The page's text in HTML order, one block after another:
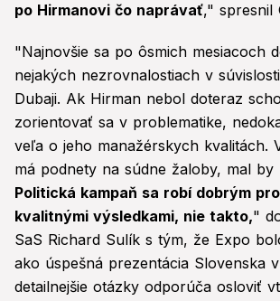
po Hirmanovi čo naprávať," spresnil
"Najnovšie sa po ôsmich mesiacoch
nejakých nezrovnalostiach v
Dubaji. Ak Hirman nebol doteraz
zorientovať sa v problematike,
veľa o jeho manažérskych kvalitách.
má podnety na súdne žaloby, mal
Politická kampaň sa robí dobrým
kvalitnými výsledkami, nie takto,"
SaS Richard Sulík s tým, že Expo
ako úspešná prezentácia Slovenska
detailnejšie otázky odporúča osloviť